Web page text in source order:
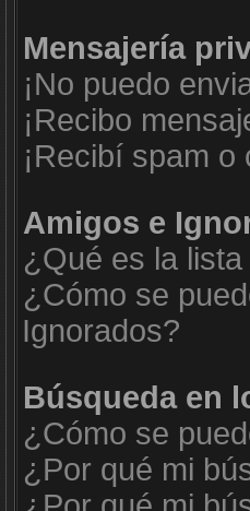
Mensajería
¡No puedo
¡Recibo
¡Recibí spam
Amigos e
¿Qué es la
¿Cómo se
Ignorados?
Búsqueda en
¿Cómo se
¿Por qué mi